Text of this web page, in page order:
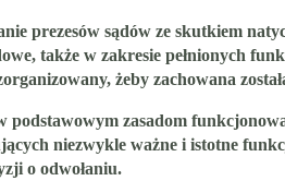
prezesów sądów ze skutkiem
także w zakresie pełnionych
żeby zachowana
podstawowym zasadom
niezwykle ważne i istotne
o odwołaniu.